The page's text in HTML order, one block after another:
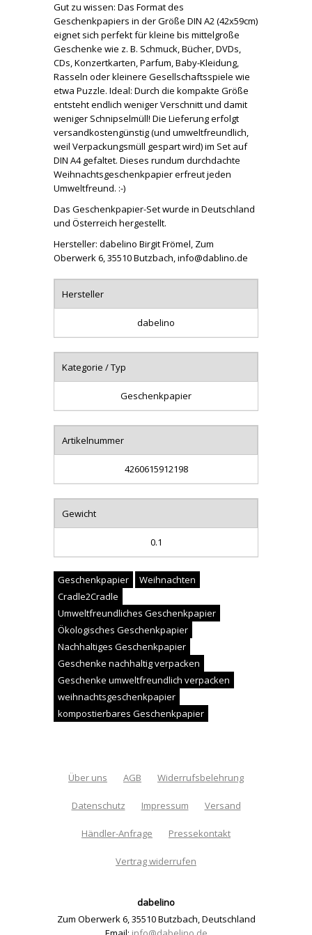
Gut zu wissen: Das Format des
Geschenkpapiers in der Größe DIN A2 (42x59cm)
eignet sich perfekt für kleine bis mittelgroße
Geschenke wie z. B. Schmuck, Bücher, DVDs,
CDs, Konzertkarten, Parfum, Baby-Kleidung,
Rasseln oder kleinere Gesellschaftsspiele wie
etwa Puzzle. Ideal: Durch die kompakte Größe
entsteht endlich weniger Verschnitt und damit
weniger Schnipselmüll! Die Lieferung erfolgt
versandkostengünstig (und umweltfreundlich,
weil Verpackungsmüll gespart wird) im Set auf
DIN A4 gefaltet. Dieses rundum durchdachte
Weihnachtsgeschenkpapier erfreut jeden
Umweltfreund. :-)
Das Geschenkpapier-Set wurde in Deutschland
und Österreich hergestellt.
Hersteller: dabelino Birgit Frömel, Zum
Oberwerk 6, 35510 Butzbach, info@dablino.de
Hersteller
dabelino
Kategorie / Typ
Geschenkpapier
Artikelnummer
4260615912198
Gewicht
0.1
Geschenkpapier
Weihnachten
Cradle2Cradle
Umweltfreundliches Geschenkpapier
Ökologisches Geschenkpapier
Nachhaltiges Geschenkpapier
Geschenke nachhaltig verpacken
Geschenke umweltfreundlich verpacken
weihnachtsgeschenkpapier
kompostierbares Geschenkpapier
Über uns AGB Widerrufsbelehrung
Datenschutz Impressum Versand
Händler-Anfrage Pressekontakt
Vertrag widerrufen
dabelino
Zum Oberwerk 6,35510 Butzbach,Deutschland